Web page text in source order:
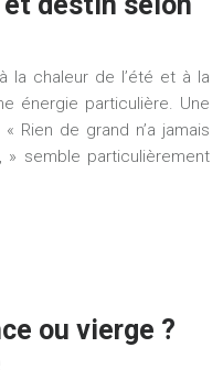
la chaleur de l’été et à la
énergie particulière. Une
Rien de grand n’a jamais
» semble particulièrement
ou vierge ?